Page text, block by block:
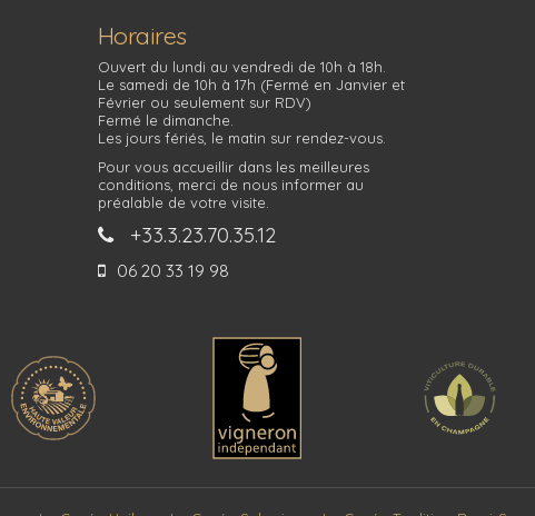
Horaires
Ouvert du lundi au vendredi de 10h à 18h.
Le samedi de 10h à 17h (Fermé en Janvier et
Février ou seulement sur RDV)
Fermé le dimanche.
Les jours fériés, le matin sur rendez-vous.
Pour vous accueillir dans les meilleures
conditions, merci de nous informer au
préalable de votre visite.
+33.3.23.70.35.12
06 20 33 19 98